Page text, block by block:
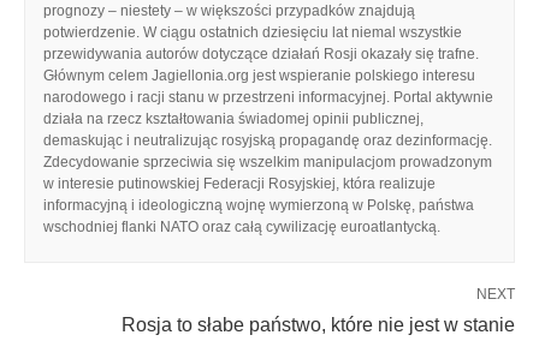
prognozy – niestety – w większości przypadków znajdują
potwierdzenie. W ciągu ostatnich dziesięciu lat niemal wszystkie
przewidywania autorów dotyczące działań Rosji okazały się trafne.
Głównym celem Jagiellonia.org jest wspieranie polskiego interesu
narodowego i racji stanu w przestrzeni informacyjnej. Portal aktywnie
działa na rzecz kształtowania świadomej opinii publicznej,
demaskując i neutralizując rosyjską propagandę oraz dezinformację.
Zdecydowanie sprzeciwia się wszelkim manipulacjom prowadzonym
w interesie putinowskiej Federacji Rosyjskiej, która realizuje
informacyjną i ideologiczną wojnę wymierzoną w Polskę, państwa
wschodniej flanki NATO oraz całą cywilizację euroatlantycką.
NEXT
Rosja to słabe państwo, które nie jest w stanie